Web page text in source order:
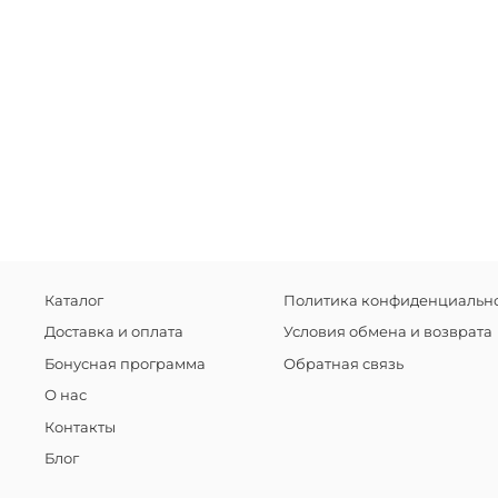
Каталог
Доставка и оплата
Бонусная программа
О нас
Контакты
Блог
Политика
Условия обмена и возврата
Обратная связь